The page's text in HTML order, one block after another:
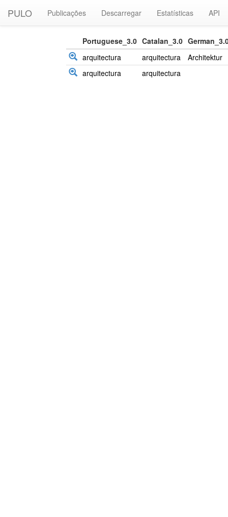
PULO Publicações Descarregar Estatísticas API
Portuguese_3.0 Catalan_3.0
arquitectura
arquitectura
Architektur
arquitectura
arquitectura